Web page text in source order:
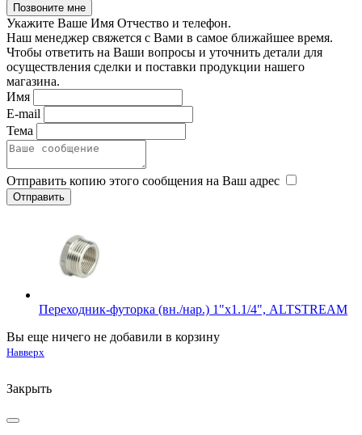
Укажите Ваше Имя Отчество и телефон.
Наш менеджер свяжется с Вами в самое ближайшее время.
Чтобы ответить на Ваши вопросы и уточнить детали для
осуществления сделки и поставки продукции нашего
магазина.
Имя
E-mail
Тема
Отправить копию этого сообщения на Ваш адрес
Переходник-футорка (вн./нар.) 1"х1.1/4", ALTSTREAM
Вы еще ничего не добавили в корзину
Навверх
Закрыть